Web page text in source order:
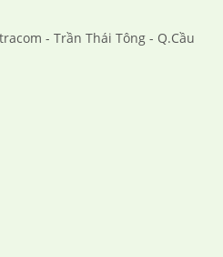
- Trần Thái Tông - Q.Cầu